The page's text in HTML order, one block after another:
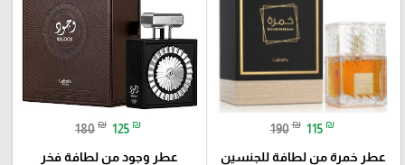
190 ₪ 115 ₪
عطر خمرة من لطافة للجنسين
180 ₪ 125 ₪
عطر وجود من لطافة فخر